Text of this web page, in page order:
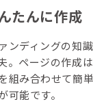
たんに作成
ンディングの知
。ページの作成
組み合わせて簡
可能です。